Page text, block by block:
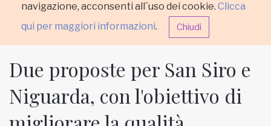
navigazione, acconsenti all´uso dei cookie. Clicca
qui per maggiori informazioni. Chiudi
HOME
Due proposte per San Siro e
Niguarda, con l'obiettivo di